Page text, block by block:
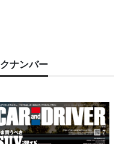
ナンバー